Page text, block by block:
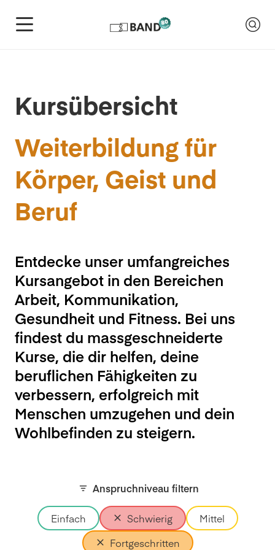
Kursübersicht
Weiterbildung für
Körper, Geist und
Beruf
Entdecke unser umfangreiches
Kursangebot in den Bereichen
Arbeit, Kommunikation,
Gesundheit und Fitness. Bei uns
findest du massgeschneiderte
Kurse, die dir helfen, deine
beruflichen Fähigkeiten zu
verbessern, erfolgreich mit
Menschen umzugehen und dein
Wohlbefinden zu steigern.
Anspruchniveau filtern
Einfach Schwierig
Mittel
Fortgeschritten